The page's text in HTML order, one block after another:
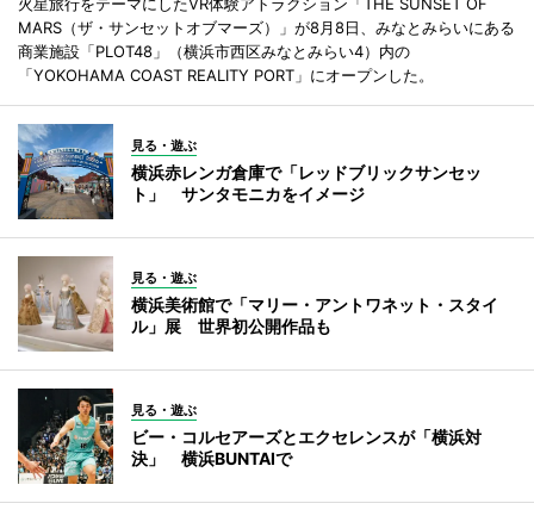
火星旅行をテーマにしたVR体験アトラクション「THE SUNSET OF
MARS（ザ・サンセットオブマーズ）」が8月8日、みなとみらいにある
商業施設「PLOT48」（横浜市西区みなとみらい4）内の
「YOKOHAMA COAST REALITY PORT」にオープンした。
見る・遊ぶ
横浜赤レンガ倉庫で「レッドブリックサンセッ
ト」 サンタモニカをイメージ
見る・遊ぶ
横浜美術館で「マリー・アントワネット・スタイ
ル」展 世界初公開作品も
見る・遊ぶ
ビー・コルセアーズとエクセレンスが「横浜対
決」 横浜BUNTAIで